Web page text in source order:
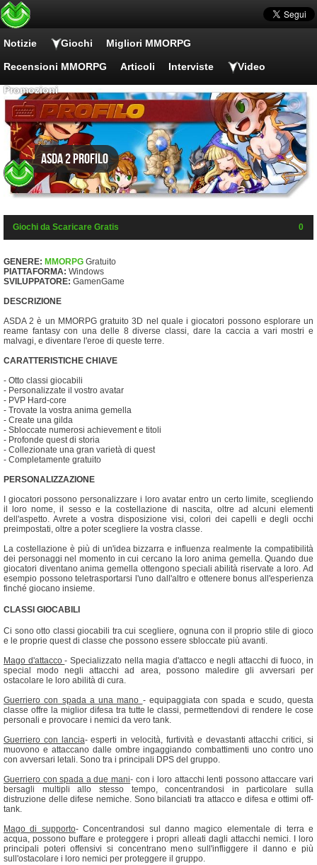
Notizie Giochi Migliori MMORPG
Recensioni MMORPG Articoli Interviste Video
Promozioni
Asda 2 Profilo
Giochi da Scaricare Gratis 0
GENERE: MMORPG Gratuito
PIATTAFORMA: Windows
SVILUPPATORE: GamenGame
DESCRIZIONE
ASDA 2 è un MMORPG gratuito 3D nel quale i giocatori possono esplorare un
reame fantasy con una delle 8 diverse classi, dare la caccia a vari mostri e
malvagi, e diventare l'eroe di queste terre.
CARATTERISTICHE CHIAVE
- Otto classi giocabili
- Personalizzate il vostro avatar
- PVP Hard-core
- Trovate la vostra anima gemella
- Create una gilda
- Sbloccate numerosi achievement e titoli
- Profonde quest di storia
- Collezionate una gran varietà di quest
- Completamente gratuito
PERSONALIZZAZIONE
I giocatori possono personalizzare i loro avatar entro un certo limite, scegliendo
il loro nome, il sesso e la costellazione di nascita, oltre ad alcuni elementi
dell'aspetto. Avrete a vostra disposizione visi, colori dei capelli e degli occhi
preimpostati, oltre a poter scegliere la vostra classe.
La costellazione è più di un'idea bizzarra e influenza realmente la compatibilità
dei personaggi nel momento in cui cercano la loro anima gemella. Quando due
giocatori diventano anima gemella ottengono speciali abilità riservate a loro. Ad
esempio possono teletrasportarsi l'uno dall'altro e ottenere bonus all'esperienza
finché giocano insieme.
CLASSI GIOCABILI
Ci sono otto classi giocabili tra cui scegliere, ognuna con il proprio stile di gioco
e le proprie quest di classe che possono essere sbloccate più avanti.
Mago d'attacco- Specializzato nella magia d'attacco e negli attacchi di fuoco, in
special modo negli attacchi ad area, possono maledire gli avversari per
ostacolare le loro abilità di cura.
Guerriero con spada a una mano - equipaggiata con spada e scudo, questa
classe offre la miglior difesa tra tutte le classi, permettendovi di rendere le cose
personali e provocare i nemici da vero tank.
Guerriero con lancia- esperti in velocità, furtività e devastanti attacchi critici, si
muovono e attaccano dalle ombre ingaggiando combattimenti uno contro uno
con avversari letali. Sono tra i principali DPS del gruppo.
Guerriero con spada a due mani- con i loro attacchi lenti possono attaccare vari
bersagli multipli allo stesso tempo, concentrandosi in particolare sulla
distruzione delle difese nemiche. Sono bilanciati tra attacco e difesa e ottimi off-
tank.
Mago di supporto- Concentrandosi sul danno magico elementale di terra e
acqua, possono buffare e proteggere i propri alleati dagli attacchi nemici. I loro
principali poteri offensivi si concentrano meno sull'infliggere il danno e più
sull'ostacolare i loro nemici per proteggere il gruppo.